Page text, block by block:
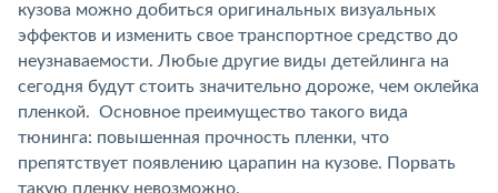
кузова можно добиться оригинальных визуальных
эффектов и изменить свое транспортное средство до
неузнаваемости. Любые другие виды детейлинга на
сегодня будут стоить значительно дороже, чем оклейка
пленкой. Основное преимущество такого вида
тюнинга: повышенная прочность пленки, что
препятствует появлению царапин на кузове. Порвать
такую пленку невозможно.